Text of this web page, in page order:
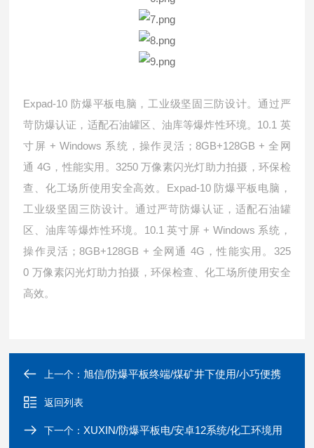
Expad-10 防爆平板电脑，工业级坚固三防设计。通过严
苛防爆认证，适配石油罐区、油库等爆炸性环境。 10.1 英
寸屏 + Windows 系统，操作灵活； 8GB+128GB +全网
通 4G ，性能实用。 3250万像素闪光灯助力拍摄，环保检
查、化工场所使用安全高效。 Expad-10 防爆平板电脑，
工业级坚固三防设计。通过严苛防爆认证，适配石油罐
区、油库等爆炸性环境。 10.1英寸屏 + Windows 系统，
操作灵活；8GB+128GB + 全网通 4G ，性能实用。 325
0 万像素闪光灯助力拍摄，环保检查、化工场所使用安全
高效。
上一个： 旭信/防爆平板终端/煤矿井下使用/小巧便携
返回列表
下一个：XUXIN/防爆平板电/安卓12系统/化工环境用